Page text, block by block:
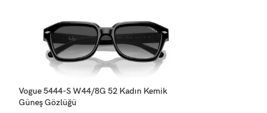
Vogue 5444-S W44/8G 52 Kadın Kemik
Güneş Gözlüğü